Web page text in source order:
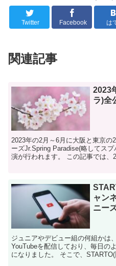
Twitter Facebook は
関連記事
2023
ラ)全
2023年の2月～6月に大阪と東京
ーズJr.Spring Paradise(略してス
演が行われます。 この記事では、
ャン
ニー
ジュニアやデビュー組の何組かは
YouTubeを配信しており、毎日の
になりました。 そこで、